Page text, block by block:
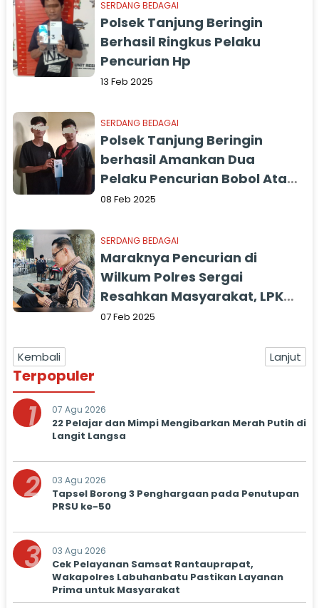
SERDANG BEDAGAI
Polsek Tanjung Beringin
Berhasil Ringkus Pelaku
Pencurian Hp
13 Feb 2025
SERDANG BEDAGAI
Polsek Tanjung Beringin
berhasil Amankan Dua
Pelaku Pencurian Bobol Atap
Rumah Warga
08 Feb 2025
SERDANG BEDAGAI
Maraknya Pencurian di
Wilkum Polres Sergai
Resahkan Masyarakat, LPKH
Desak Kasat Reskrim
07 Feb 2025
Kembali Lanjut
Terpopuler
1 07 Agu 2026
22 Pelajar dan Mimpi Mengibarkan Merah Putih di
Langit Langsa
2 03 Agu 2026
Tapsel Borong 3 Penghargaan pada Penutupan
PRSU ke-50
3 03 Agu 2026
Cek Pelayanan Samsat Rantauprapat,
Wakapolres Labuhanbatu Pastikan Layanan
Prima untuk Masyarakat